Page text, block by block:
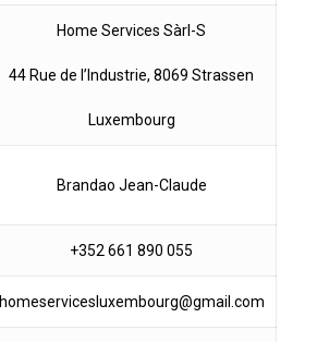
Home Services Sàrl-S
44 Rue de l’Industrie, 8069 Strassen
Luxembourg
Brandao Jean-Claude
+352 661 890 055
homeservicesluxembourg@gmail.com